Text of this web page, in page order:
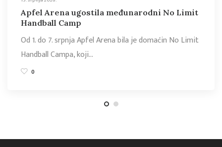
Apfel Arena ugostila međunarodni No Limit
Handball Camp
Od 1. do 7. srpnja Apfel Arena bila je domaćin No Limit
Handball Campa, koji…
0